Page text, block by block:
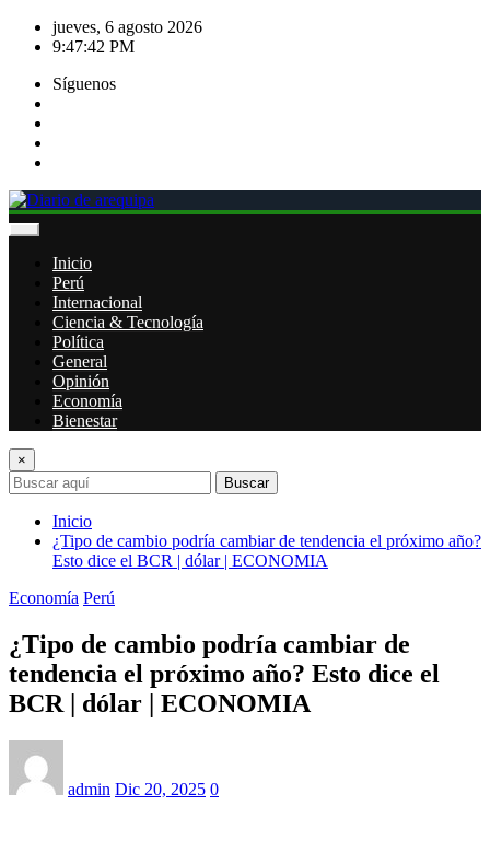
Saltar
jueves, 6 agosto 2026
9:47:43 PM
Síguenos
Inicio
Perú
Internacional
Ciencia & Tecnología
Política
General
Opinión
Economía
Bienestar
×
Buscar
Inicio
¿Tipo de cambio podría cambiar de tendencia el próximo año?
Esto dice el BCR | dólar | ECONOMIA
Economía Perú
¿Tipo de cambio podría cambiar de
tendencia el próximo año? Esto dice el
BCR | dólar | ECONOMIA
admin Dic 20, 2025 0